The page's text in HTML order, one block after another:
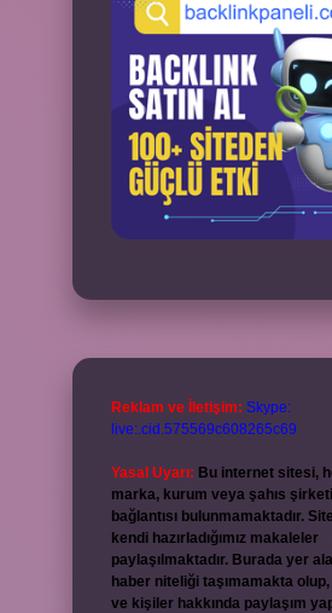
Reklam ve İletişim: Skype:
live:.cid.575569c608265c69
Yasal Uyarı: Bu internet sitesi,
marka, kurum veya şahıs
bağlantısı bulunmamaktadır.
kendi hazırladığımız makaleler
paylaşılmaktadır. Burada yer
haber niteliği taşımamakta
ve kişiler hakkında paylaşım